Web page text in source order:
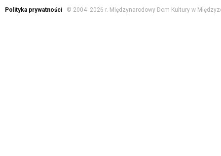
Polityka prywatności© 2004- 2026 r. Międzynarodowy Dom Kultury w